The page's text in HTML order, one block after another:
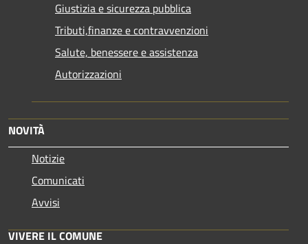
Giustizia e sicurezza pubblica
Tributi,finanze e contravvenzioni
Salute, benessere e assistenza
Autorizzazioni
NOVITÀ
Notizie
Comunicati
Avvisi
VIVERE IL COMUNE